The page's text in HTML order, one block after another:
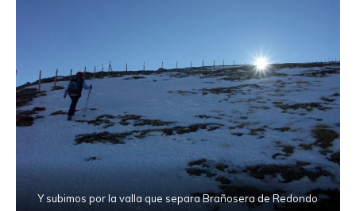
Y subimos por la valla que separa Brañosera de Redondo